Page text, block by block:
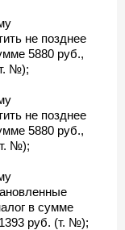
не позднее
5880 руб.,
№);
не позднее
5880 руб.,
№);
в сумме
руб. (т. №);